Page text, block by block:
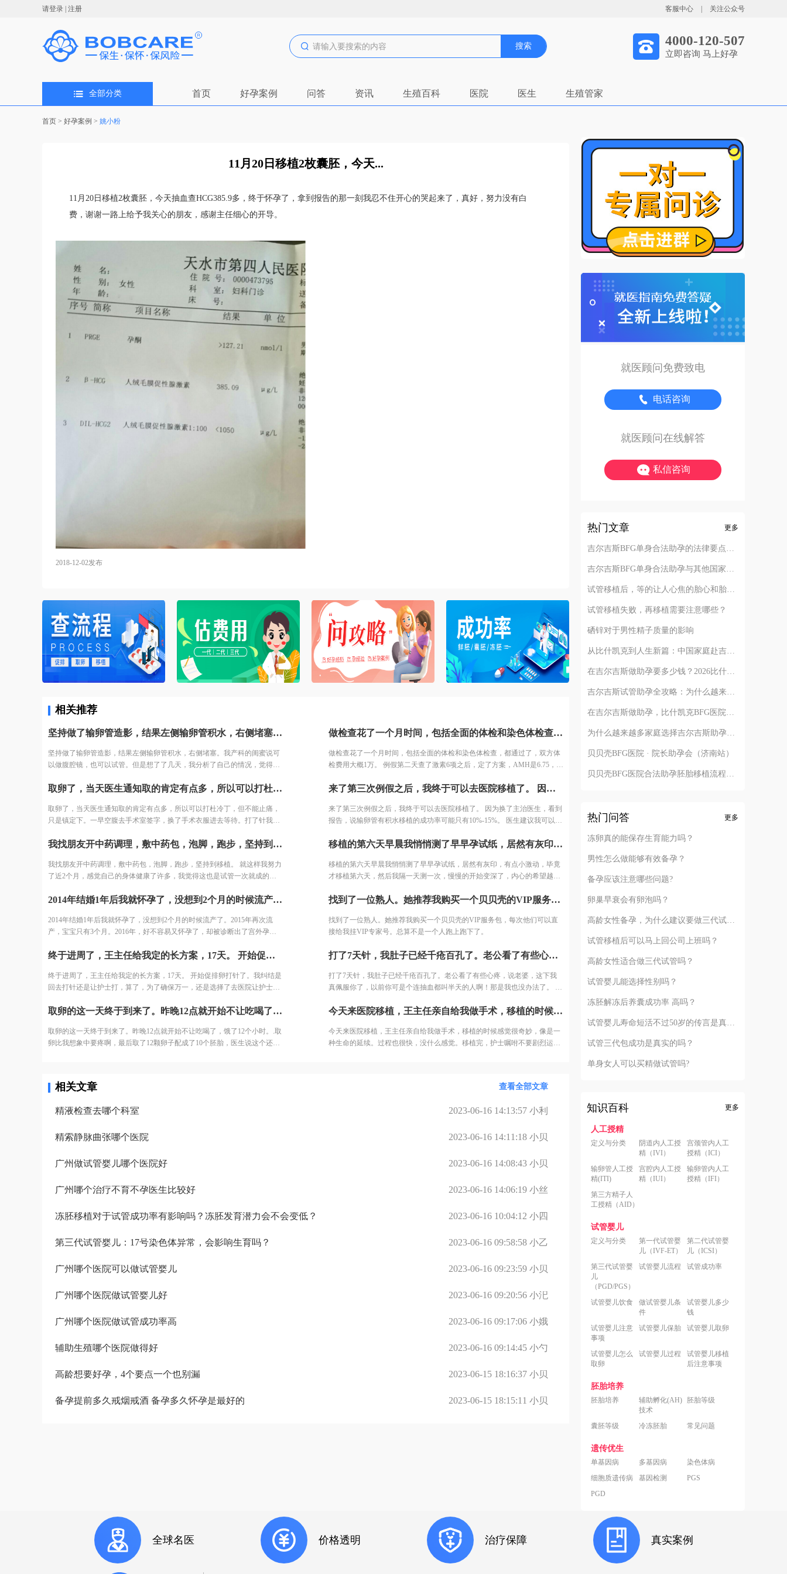
请登录 | 注册 客服中心 | 关注公众号
搜索 4000-120-507
立即咨询 马上好孕
全部分类 首页 好孕案例 问答 资讯 生殖百科 医院 医生 生殖管家
首页 > 好孕案例 > 姚小粉
11月20日移植2枚囊胚，今天...
11月20日移植2枚囊胚，今天抽血查HCG385.9多，终于怀孕了，拿到报告的那一刻我忍不住开心的哭起来了，真好，努力没有白
费，谢谢一路上给予我关心的朋友，感谢主任细心的开导。
2018-12-02发布
相关推荐
坚持做了输卵管造影，结果左侧输卵管积水，右侧堵塞。我产科的闺蜜说可以做腹腔镜，也可以试管。但是想了了几天，我分析了自己的情况，觉得手术之后再尝试，万一没怀复发还是要去试管。再者也怕自己怀容易宫外孕，我家离三附院比较近，打算直接去三附院，试管了。
坚持做了输卵管造影，结果左侧输卵管积水，右侧堵塞。我产科的闺蜜说可
以做腹腔镜，也可以试管。但是想了了几天，我分析了自己的情况，觉得手
我家离三附院比较近，打算直接去三附院，试管了。
做检查花了一个月时间，包括全面的体检和染色体检查，都通过了，双方体检费用大概1万。 例假第二天查了激素6项之后，定了方案，AMH是6.75，情况还可以，所以直接是长方案。开始降调打针，然后打促排针，用的进口针。 打了几天促排针之后医生通知说，吸收不太好，可能最后取的时候都没有成熟的卵子，还让我签了风险通知书。也可以放弃继续打针，当然我肯定没有放弃。 然后开始每天加大剂量，之后出现了严重的并发症，一会儿后面跟大家细说。 因为卵泡一直长不大，所以和我一批的姐妹都停针取卵了，我还在打针，一共打了14天促排针。
做检查花了一个月时间，包括全面的体检和染色体检查，都通过了，双方体
检费用大概1万。 例假第二天查了激素6项之后，定了方案，AMH是6.75，情
针。 打了几天促排针之后医生通知说，吸收不太好，可能最后取的时候都没
没有放弃。 然后开始每天加大剂量，之后出现了严重的并发症，一会儿后面
跟大家细说。 因为卵泡一直长不大，所以和我一批的姐妹都停针取卵了，我
取卵了，当天医生通知取的肯定有点多，所以可以打杜冷丁，但不能止痛，只是镇定下。一早空腹去手术室签字，换了手术衣服进去等待。打了针我就躺床上等着，看着之前取卵的姐妹一个一个出来都哭了，我也怕的不行了。 结果出来了，取了22个，配对17个，结果冻胚5个囊胚1个。 取卵之后第三天，卵巢过度刺激征开始了，喝进去的水和食物根本排不出来。进去多出来少，可想而知多难受，短短几天，肚子如同怀孕几个月，全身鼓起来，吃不好睡不好。 由于积液严重，直接住院治疗，期间对几种治疗的药物全部过敏。每天只能挂葡萄糖，难受得想死。 最后听产科闺蜜建议，托人去医药公司买了人球白蛋白挂上，突然一晚跑了很多次厕所，第二天马上松快了许多。这关算是熬过去了。 补充下，造成卵巢过度刺激征的原因一个是因为年轻，卵巢敏感，受到大量药物刺激，激素水平失调，再者就是血液里的电解质缺失导致大量血液里的蛋白流失。
取卵了，当天医生通知取的肯定有点多，所以可以打杜冷丁，但不能止痛，
只是镇定下。一早空腹去手术室签字，换了手术衣服进去等待。打了针我就
结果出来了，取了22个，配对17个，结果冻胚5个囊胚1个。 取卵之后第三
少，可想而知多难受，短短几天，肚子如同怀孕几个月，全身鼓起来，吃不
好睡不好。 由于积液严重，直接住院治疗，期间对几种治疗的药物全部过
司买了人球白蛋白挂上，突然一晚跑了很多次厕所，第二天马上松快了许
轻，卵巢敏感，受到大量药物刺激，激素水平失调，再者就是血液里的电解
质缺失导致大量血液里的蛋白流失。
来了第三次例假之后，我终于可以去医院移植了。 因为换了主治医生，看到报告，说输卵管有积水移植的成功率可能只有10%-15%。 医生建议我可以移植试试，毕竟胚胎多。最后我决定还是移植试试，第一只是一侧积水，并且是中度，有可能只是堵塞了，造影剂打进去，没有出来，显示是积水。第二我也可以调理身体去掉积水啊。
来了第三次例假之后，我终于可以去医院移植了。 因为换了主治医生，看到
报告，说输卵管有积水移植的成功率可能只有10%-15%。 医生建议我可以移
是中度，有可能只是堵塞了，造影剂打进去，没有出来，显示是积水。第二
我找朋友开中药调理，敷中药包，泡脚，跑步，坚持到移植。 就这样我努力了近2个月，感觉自己的身体健康了许多，我觉得这也是试管一次就成的重要原因之一。 好不容易熬到了11月，B超医生一看内膜只有0.6cm，劝我取消移植，其实自己之前3次促排内膜都很好，这次内膜薄可能是因为周期长，内膜还没长起来，还有对补佳乐这个药根本不吸收，所以我还是坚持移植，医生说要平常心，但我看姐妹们的分享知道成功率可能只有1成不到了。 因为医生要求移植前三天每天塞2颗黄体酮，给移植做准备，我竟然忘了1次，又吓得不行，但是我想既然都到了现在，不想浪费这么多心血，再者调理了身体之后，我对自己有信心。 医生也就没说什么，直接签了风险书，等着隔天移植。 11月30号移植当天，我紧张半天，移植竟然一点感觉都没有。移植之后我直接回家了。
我找朋友开中药调理，敷中药包，泡脚，跑步，坚持到移植。 就这样我努力
了近2个月，感觉自己的身体健康了许多，我觉得这也是试管一次就成的重
移植，其实自己之前3次促排内膜都很好，这次内膜薄可能是因为周期长，
医生说要平常心，但我看姐妹们的分享知道成功率可能只有1成不到了。 因
为医生要求移植前三天每天塞2颗黄体酮，给移植做准备，我竟然忘了1次，
身体之后，我对自己有信心。 医生也就没说什么，直接签了风险书，等着隔
之后我直接回家了。
移植的第六天早晨我悄悄测了早早孕试纸，居然有灰印，有点小激动，毕竟才移植第六天，然后我隔一天测一次，慢慢的开始变深了，内心的希望越来越大。果不其然，移植后第14天hcg2640。 在等一超的的几天，因为有褐色血又去医院查了一次，那是移植的第19天，hcg3340。 医生说可以看看B超，一看有卵黄囊，但孕囊不规则，因为出血加孕囊不规则，医生说，可能要流产，回家保胎，把我吓的赶紧回家躺着保胎。煎熬啊，就这样熬了7天，一周之后去查一超，结果都好，孕囊好了，胎心胎芽也比别人长的好。 其实孕早期出血真没什么，出现褐色分泌物的原因太多，但如果是鲜血，那要去医院做详细的检查了。 还有如果孕囊不规则，应该是胚胎还小，大了自然会长好，不要吓唬自己。所以还是要听医生的，让什么时候去检查就什么时候去，不要提早，免得吓一跳，没事都吓出事了。 不要太焦虑了，我那么难都怀孕了，相信你们也可以！祝大家2020都好孕。
移植的第六天早晨我悄悄测了早早孕试纸，居然有灰印，有点小激动，毕竟
才移植第六天，然后我隔一天测一次，慢慢的开始变深了，内心的希望越来
血又去医院查了一次，那是移植的第19天，hcg3340。 医生说可以看看B超，
产，回家保胎，把我吓的赶紧回家躺着保胎。煎熬啊，就这样熬了7天，一
周之后去查一超，结果都好，孕囊好了，胎心胎芽也比别人长的好。 其实孕
院做详细的检查了。 还有如果孕囊不规则，应该是胚胎还小，大了自然会长
去，不要提早，免得吓一跳，没事都吓出事了。 不要太焦虑了，我那么难都
怀孕了，相信你们也可以！祝大家2020都好孕。
2014年结婚1年后我就怀孕了，没想到2个月的时候流产了。2015年再次流产，宝宝只有3个月。2016年，好不容易又怀孕了，却被诊断出了宫外孕。接下来的2年，一直没有怀孕的音信。 不知道为什么命运要一直这样折磨我，万般无奈下，我踏上了试管的旅途。 我拉着老公来到了郑大三附院的生殖中心。 初步问诊，医生给了我一叠厚厚的检查单。我按照检查单并对照着手上的纸张，一个窗口一个窗口的去检查了。这样检查的日子，一直持续了一个月，所有检查结果才凑齐。
2014年结婚1年后我就怀孕了，没想到2个月的时候流产了。2015年再次流
产，宝宝只有3个月。2016年，好不容易又怀孕了，却被诊断出了宫外孕。
我，万般无奈下，我踏上了试管的旅途。 我拉着老公来到了郑大三附院的生
手上的纸张，一个窗口一个窗口的去检查了。这样检查的日子，一直持续了
一个月，所有检查结果才凑齐。
找到了一位熟人。她推荐我购买一个贝贝壳的VIP服务包，每次他们可以直接给我挂VIP专家号。总算不是一个人跑上跑下了。
找到了一位熟人。她推荐我购买一个贝贝壳的VIP服务包，每次他们可以直
接给我挂VIP专家号。总算不是一个人跑上跑下了。
终于进周了，王主任给我定的长方案，17天。 开始促排卵打针了。我纠结是回去打针还是让护士打，算了，为了确保万一，还是选择了去医院让护士打。今天去打针的人还是挺多的，再有耐心的护士也无法保持笑脸。给我打针的护士进到注射室的时候，满脸疲惫，但是还是耐心的给我打针了!
终于进周了，王主任给我定的长方案，17天。 开始促排卵打针了。我纠结是
回去打针还是让护士打，算了，为了确保万一，还是选择了去医院让护士
针的护士进到注射室的时候，满脸疲惫，但是还是耐心的给我打针了!
打了7天针，我肚子已经千疮百孔了。老公看了有些心疼，说老婆，这下我真佩服你了，以前你可是个连抽血都叫半天的人啊！那是我也没办法了。 因为总是要请假，工资被扣了不少钱。但是我又不想让单位的人知道在做试管，就辞职了，钱，没了可以再挣，孩子，要赶快要！为了宝宝我什么都愿意！
打了7天针，我肚子已经千疮百孔了。老公看了有些心疼，说老婆，这下我
真佩服你了，以前你可是个连抽血都叫半天的人啊！那是我也没办法了。 因
管，就辞职了，钱，没了可以再挣，孩子，要赶快要！为了宝宝我什么都愿
取卵的这一天终于到来了。昨晚12点就开始不让吃喝了，饿了12个小时。.取卵比我想象中要疼啊，最后取了12颗卵子配成了10个胚胎，医生说这个还是不错的结果了，我也不知道算好不算，但是我尽力了啊。医生建议我继续养囊。没想到配成了5个囊胚！太高兴了，今天我要吃点好吃的庆祝下。
取卵的这一天终于到来了。昨晚12点就开始不让吃喝了，饿了12个小时。.取
卵比我想象中要疼啊，最后取了12颗卵子配成了10个胚胎，医生说这个还是
今天来医院移植，王主任亲自给我做手术，移植的时候感觉很奇妙，像是一种生命的延续。过程也很快，没什么感觉。移植完，护士嘱咐不要剧烈运动，多休息，12天后可以测测早早孕，然后我就回家了。
今天来医院移植，王主任亲自给我做手术，移植的时候感觉很奇妙，像是一
种生命的延续。过程也很快，没什么感觉。移植完，护士嘱咐不要剧烈运
相关文章 查看全部文章
精液检查去哪个科室 2023-06-16 14:13:57 小利
精索静脉曲张哪个医院 2023-06-16 14:11:18 小贝
广州做试管婴儿哪个医院好 2023-06-16 14:08:43 小贝
广州哪个治疗不育不孕医生比较好 2023-06-16 14:06:19 小丝
冻胚移植对于试管成功率有影响吗？冻胚发育潜力会不会变低？ 2023-06-16 10:04:12 小四
第三代试管婴儿：17号染色体异常，会影响生育吗？ 2023-06-16 09:58:58 小乙
广州哪个医院可以做试管婴儿 2023-06-16 09:23:59 小贝
广州哪个医院做试管婴儿好 2023-06-16 09:20:56 小汜
广州哪个医院做试管成功率高 2023-06-16 09:17:06 小娥
辅助生殖哪个医院做得好 2023-06-16 09:14:45 小勺
高龄想要好孕，4个要点一个也别漏 2023-06-15 18:16:37 小贝
备孕提前多久戒烟戒酒 备孕多久怀孕是最好的 2023-06-15 18:15:11 小贝
就医顾问免费致电
电话咨询
就医顾问在线解答
私信咨询
热门文章 更多
吉尔吉斯BFG单身合法助孕的法律要点解析
吉尔吉斯BFG单身合法助孕与其他国家对比
试管移植后，等的让人心焦的胎心和胎芽，何时会出现？
试管移植失败，再移植需要注意哪些？
硒锌对于男性精子质量的影响
从比什凯克到人生新篇：中国家庭赴吉尔吉斯助孕的完整路径解析
在吉尔吉斯做助孕要多少钱？2026比什凯克费用全公开，拒绝隐形消费
吉尔吉斯试管助孕全攻略：为什么越来越多的中国家庭选择比什凯克？
在吉尔吉斯做助孕，比什凯克BFG医院全流程深度解析：从签约到抱娃
为什么越来越多家庭选择吉尔吉斯助孕？比什凯克BFG医院的四个核心答案
贝贝壳BFG医院 · 院长助孕会（济南站）
贝贝壳BFG医院合法助孕胚胎移植流程详解
热门问答 更多
冻卵真的能保存生育能力吗？
男性怎么做能够有效备孕？
备孕应该注意哪些问题?
卵巢早衰会有卵泡吗？
高龄女性备孕，为什么建议要做三代试管？
试管移植后可以马上回公司上班吗？
高龄女性适合做三代试管吗？
试管婴儿能选择性别吗？
冻胚解冻后养囊成功率 高吗？
试管婴儿寿命短活不过50岁的传言是真的吗？
试管三代包成功是真实的吗？
单身女人可以买精做试管吗?
知识百科 更多
人工授精
定义与分类
阴道内人工授
精（IVI）
宫颈管内人工
授精（ICI）
输卵管人工授
精(ITI)
宫腔内人工授
精（IUI）
输卵管内人工
授精（IFI）
第三方精子人
工授精（AID）
试管婴儿
定义与分类
第一代试管婴
儿（IVF-ET）
第二代试管婴
儿（ICSI）
第三代试管婴
儿
（PGD/PGS）
试管婴儿流程 试管成功率
试管婴儿饮食
做试管婴儿条
件
试管婴儿多少
钱
试管婴儿注意
事项
试管婴儿保胎 试管婴儿取卵
试管婴儿怎么
取卵
试管婴儿过程
试管婴儿移植
后注意事项
胚胎培养
胚胎培养
辅助孵化(AH)
技术
胚胎等级
囊胚等级 冷冻胚胎 常见问题
遗传优生
单基因病 多基因病
染色体病
细胞质遗传病
基因检测
PGS
PGD
全球名医 价格透明 治疗保障 真实案例